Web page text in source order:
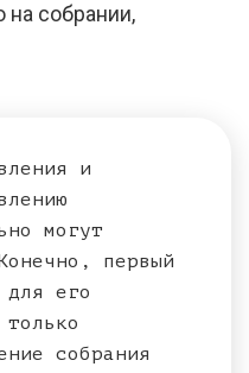
на собрании,
и
могут
первый
его
собрания